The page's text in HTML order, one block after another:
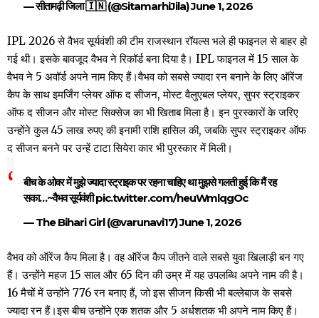
— सीतामढ़ी जिला 🇮🇳 (@SitamarhiJila)June 1, 2026
IPL 2026 से वैभव सूर्यवंशी की टीम राजस्थान रॉयल्स भले ही फाइनल से बाहर हो
गई थी। इसके बावजूद वैभव ने रिकॉर्ड बना दिया है। IPL फाइनल में 15 साल के
वैभव ने 5 अवॉर्ड अपने नाम किए हैं।वैभव को सबसे ज्यादा रन बनाने के लिए ऑरेंज
कैप के साथ इमर्जिंग प्लेयर ऑफ द सीजन, मोस्ट वैलुएबल प्लेयर, सुपर स्ट्राइकर
ऑफ द सीजन और मोस्ट सिक्सेज का भी खिताब मिला है। इन पुरस्कारों के जरिए
उन्होंने कुल 45 लाख रुपए की इनामी राशि हासिल की, जबकि सुपर स्ट्राइकर ऑफ
द सीजन बनने पर उन्हें टाटा सियेरा कार भी पुरस्कार में मिली।
बीच के ओवर में मुझे ज्यादा स्ट्राइक पर रहना चाहिए था मुझसे गलती हुई कि मैं रह
सका…~वैभव सूर्यवंशीpic.twitter.com/heuWmlqgOc
— The Bihari Girl (@varunavi17)June 1, 2026
वैभव को ऑरेंज कैप मिला है। वह ऑरेंज कैप जीतने वाले सबसे युवा खिलाड़ी बन गए
हैं। उन्होंने महज 15 साल और 65 दिन की उम्र में यह उपलब्धि अपने नाम की है।
16 मैचों में उन्होंने 776 रन बनाए हैं, जो इस सीजन किसी भी बल्लेबाज के सबसे
ज्यादा रन हैं।इस बीच उन्होंने एक शतक और 5 अर्धशतक भी अपने नाम किए हैं।